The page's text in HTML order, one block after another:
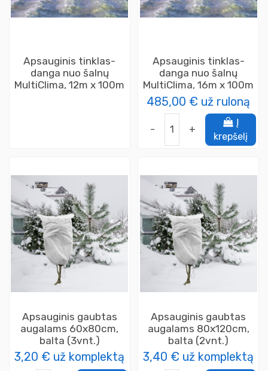
Apsauginis tinklas-
danga nuo šalnų
MultiClima, 12m x 100m
Apsauginis tinklas-
danga nuo šalnų
MultiClima, 16m x 100m
485,00 € už ruloną
- +
Į
krepšelį
Apsauginis gaubtas
augalams 60x80cm,
balta (3vnt.)
3,20 € už komplektą
Apsauginis gaubtas
augalams 80x120cm,
balta (2vnt.)
3,40 € už komplektą